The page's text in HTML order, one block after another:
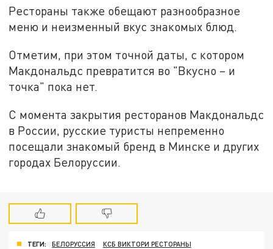
Рестораны также обещают разнообразное
меню и неизменный вкус знакомых блюд.
Отметим, при этом точной даты, с котором
Макдональдс превратится во "Вкусно – и
точка" пока нет.
С момента закрытия ресторанов Макдональдс
в России, русские туристы непременно
посещали знакомый бренд в Минске и других
городах Белоруссии.
ТЕГИ: БЕЛОРУССИЯ
КСБ ВИКТОРИ РЕСТОРАНЫ